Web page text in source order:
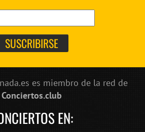
es miembro de la red de
Conciertos.club
EN: